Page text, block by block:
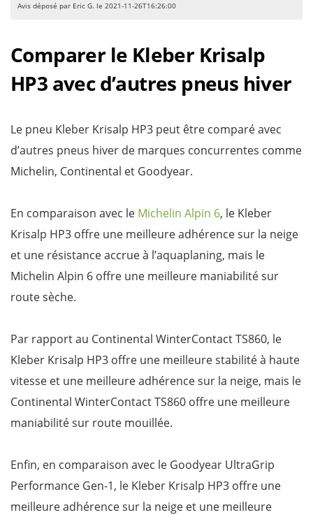
Avis déposé par Eric G. le 2021-11-26T16:26:00
Comparer le Kleber Krisalp
HP3 avec d’autres pneus hiver
Le pneu Kleber Krisalp HP3 peut être comparé avec
d’autres pneus hiver de marques concurrentes comme
Michelin, Continental et Goodyear.
En comparaison avec le Michelin Alpin 6, le Kleber
Krisalp HP3 offre une meilleure adhérence sur la neige
et une résistance accrue à l’aquaplaning, mais le
Michelin Alpin 6 offre une meilleure maniabilité sur
route sèche.
Par rapport au Continental WinterContact TS860, le
Kleber Krisalp HP3 offre une meilleure stabilité à haute
vitesse et une meilleure adhérence sur la neige, mais le
Continental WinterContact TS860 offre une meilleure
maniabilité sur route mouillée.
Enfin, en comparaison avec le Goodyear UltraGrip
Performance Gen-1, le Kleber Krisalp HP3 offre une
meilleure adhérence sur la neige et une meilleure